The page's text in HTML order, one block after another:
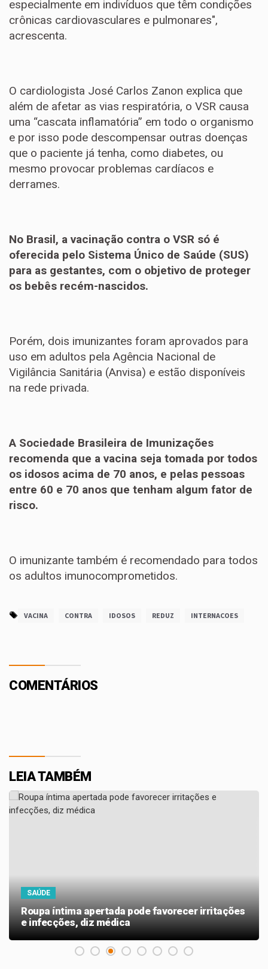
especialmente em indivíduos que têm condições
crônicas cardiovasculares e pulmonares",
acrescenta.
O cardiologista José Carlos Zanon explica que
além de afetar as vias respiratória, o VSR causa
uma “cascata inflamatória” em todo o organismo
e por isso pode descompensar outras doenças
que o paciente já tenha, como diabetes, ou
mesmo provocar problemas cardíacos e
derrames.
No Brasil, a vacinação contra o VSR só é
oferecida pelo Sistema Único de Saúde (SUS)
para as gestantes, com o objetivo de proteger
os bebês recém-nascidos.
Porém, dois imunizantes foram aprovados para
uso em adultos pela Agência Nacional de
Vigilância Sanitária (Anvisa) e estão disponíveis
na rede privada.
A Sociedade Brasileira de Imunizações
recomenda que a vacina seja tomada por todos
os idosos acima de 70 anos, e pelas pessoas
entre 60 e 70 anos que tenham algum fator de
risco.
O imunizante também é recomendado para todos
os adultos imunocomprometidos.
VACINA CONTRA IDOSOS REDUZ INTERNACOES
COMENTÁRIOS
LEIA TAMBÉM
SAÚDE
Roupa íntima apertada pode favorecer irritações
e infecções, diz médica